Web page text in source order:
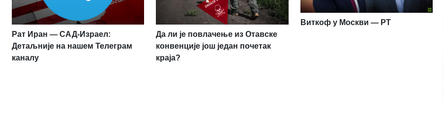
Рат Иран — САД-Израел:
Детаљније на нашем Телеграм
каналу
Да ли је повлачење из Отавске
конвенције још један почетак
краја?
Виткоф у Москви — РТ